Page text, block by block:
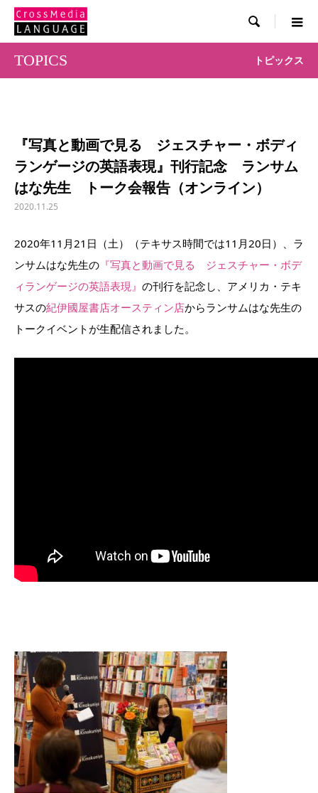

TOPICS トピックス
『写真と動画で見る ジェスチャー・ボディ
ランゲージの英語表現』刊行記念 ランサム
はな先生 トーク会報告（オンライン）
2020.11.25
2020年11月21日（土）（テキサス時間では11月20日）、ラ
ンサムはな先生の 『写真と動画で見る ジェスチャー・ボデ
ィランゲージの英語表現』 の刊行を記念し、アメリカ・テキ
サスの紀伊國屋書店オースティン店からランサムはな先生の
トークイベントが生配信されました。